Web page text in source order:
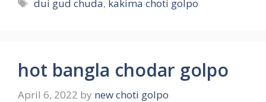
dui gud chuda, kakima choti golpo
hot bangla chodar golpo
April 6, 2022 by new choti golpo